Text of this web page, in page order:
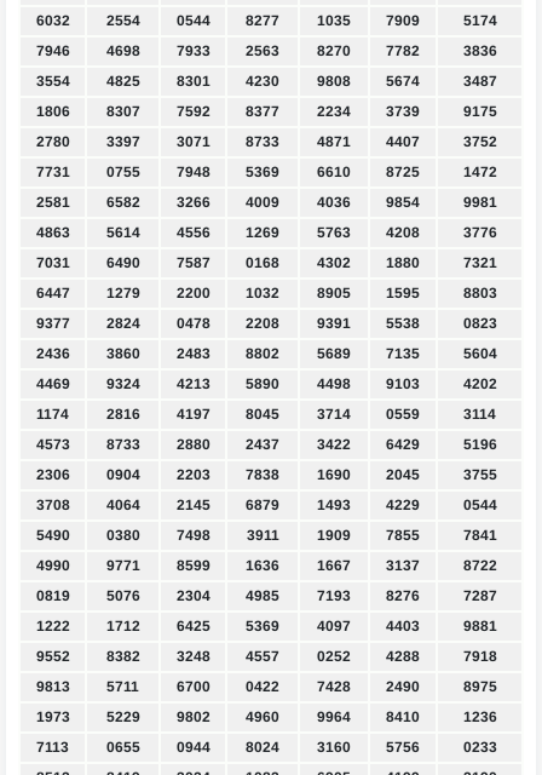
6032
2554 0544 8277 1035 7909
5174
7946
4698 7933 2563 8270 7782
3836
3554
4825 8301 4230 9808 5674
3487
1806
8307 7592 8377 2234 3739
9175
2780
3397 3071 8733 4871 4407
3752
7731
0755 7948 5369 6610 8725
1472
2581
6582 3266 4009 4036 9854
9981
4863
5614 4556 1269 5763 4208
3776
7031
6490 7587 0168 4302 1880
7321
6447
1279 2200 1032 8905 1595
8803
9377
2824 0478 2208 9391 5538
0823
2436
3860 2483 8802 5689 7135
5604
4469
9324 4213 5890 4498 9103
4202
1174
2816 4197 8045 3714 0559
3114
4573
8733 2880 2437 3422 6429
5196
2306
0904 2203 7838 1690 2045
3755
3708
4064 2145 6879 1493 4229
0544
5490
0380 7498 3911 1909 7855
7841
4990
9771 8599 1636 1667 3137
8722
0819
5076 2304 4985 7193 8276
7287
1222
1712 6425 5369 4097 4403
9881
9552
8382 3248 4557 0252 4288
7918
9813
5711 6700 0422 7428 2490
8975
1973
5229 9802 4960 9964 8410
1236
7113
0655 0944 8024 3160 5756
0233